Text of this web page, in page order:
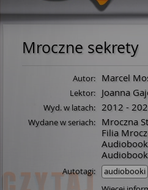
Mroczne sekrety
Autor: Marcel
Lektor: Joanna
Wyd. w latach: 2012 -
Wydane w seriach:
Mroczna
Filia
Audiobook
Autotagi: audiobooki